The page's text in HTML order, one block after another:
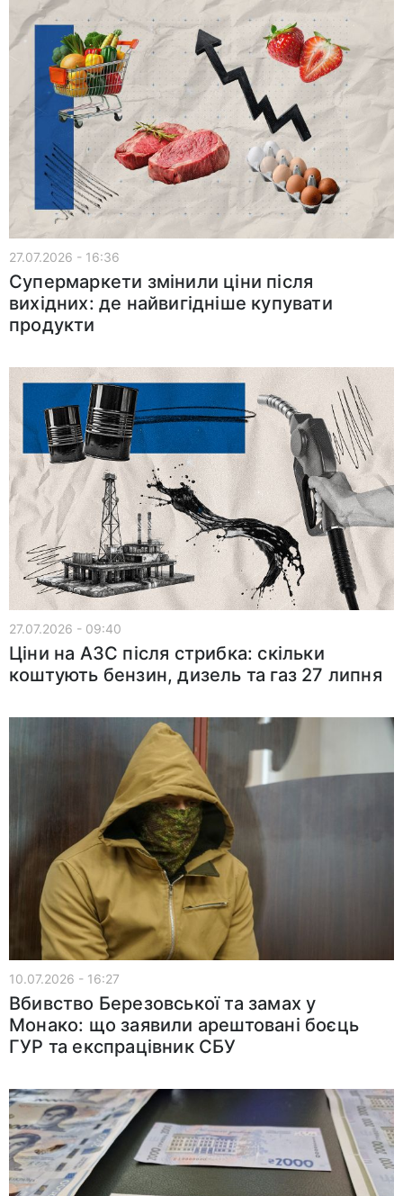
27.07.2026 - 16:36
Супермаркети змінили ціни після
вихідних: де найвигідніше купувати
продукти
27.07.2026 - 09:40
Ціни на АЗС після стрибка: скільки
коштують бензин, дизель та газ 27 липня
10.07.2026 - 16:27
Вбивство Березовської та замах у
Монако: що заявили арештовані боєць
ГУР та експрацівник СБУ